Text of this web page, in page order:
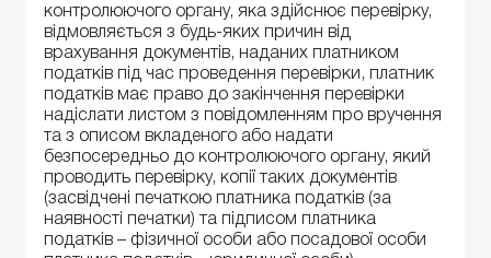
контролюючого органу, яка здійснює перевірку,
відмовляється з будь-яких причин від
врахування документів, наданих платником
податків під час проведення перевірки, платник
податків має право до закінчення перевірки
надіслати листом з повідомленням про вручення
та з описом вкладеного або надати
безпосередньо до контролюючого органу, який
проводить перевірку, копії таких документів
(засвідчені печаткою платника податків (за
наявності печатки) та підписом платника
податків – фізичної особи або посадової особи